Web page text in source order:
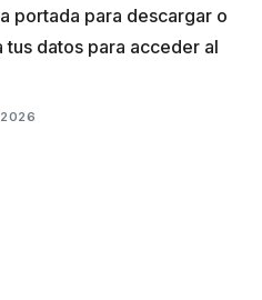
portada para descargar o
datos para acceder al
2026